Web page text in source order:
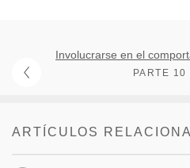
Involucrarse en el
PARTE 10
ARTÍCULOS